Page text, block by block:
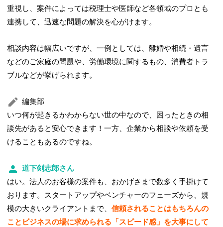
重視し、案件によっては税理士や医師など各領域のプロとも
連携して、迅速な問題の解決を心がけます。
相談内容は幅広いですが、一例としては、離婚や相続・遺言
などのご家庭の問題や、労働環境に関するもの、消費者トラ
ブルなどが挙げられます。
編集部
いつ何が起きるかわからない世の中なので、困ったときの相
談先があると安心できます！一方、企業から相談や依頼を受
けることもあるのですね。
道下剣志郎さん
はい。法人のお客様の案件も、おかげさまで数多く手掛けて
おります。スタートアップやベンチャーのフェーズから、規
模の大きいクライアントまで、信頼されることはもちろんの
ことビジネスの場に求められる「スピード感」を大事にして